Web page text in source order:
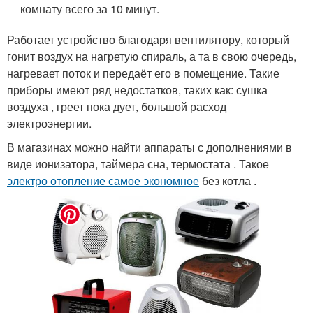
комнату всего за 10 минут.
Работает устройство благодаря вентилятору, который
гонит воздух на нагретую спираль, а та в свою очередь,
нагревает поток и передаёт его в помещение. Такие
приборы имеют ряд недостатков, таких как: сушка
воздуха , греет пока дует, большой расход
электроэнергии.
В магазинах можно найти аппараты с дополнениями в
виде ионизатора, таймера сна, термостата . Такое
электро отопление самое экономное без котла .